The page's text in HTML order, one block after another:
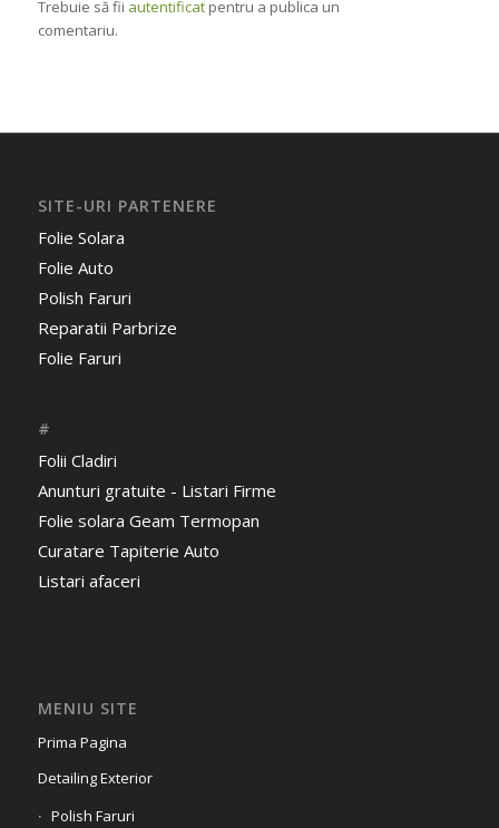
Trebuie să fii autentificatpentru a publica un
comentariu.
SITE-URI PARTENERE
Folie Solara
Folie Auto
Polish Faruri
Reparatii Parbrize
Folie Faruri
#
Folii Cladiri
Anunturi gratuite - Listari Firme
Folie solara Geam Termopan
Curatare Tapiterie Auto
Listari afaceri
MENIU SITE
Prima Pagina
Detailing Exterior
Polish Faruri